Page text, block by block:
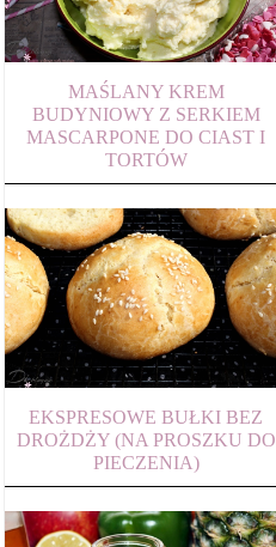
MAŚLANY KREM
BUDYNIOWY Z SERKIEM
MASCARPONE DO CIAST I
TORTÓW
EKSPRESOWE BUŁKI BEZ
DROŻDŻY (NA PROSZKU DO
PIECZENIA)